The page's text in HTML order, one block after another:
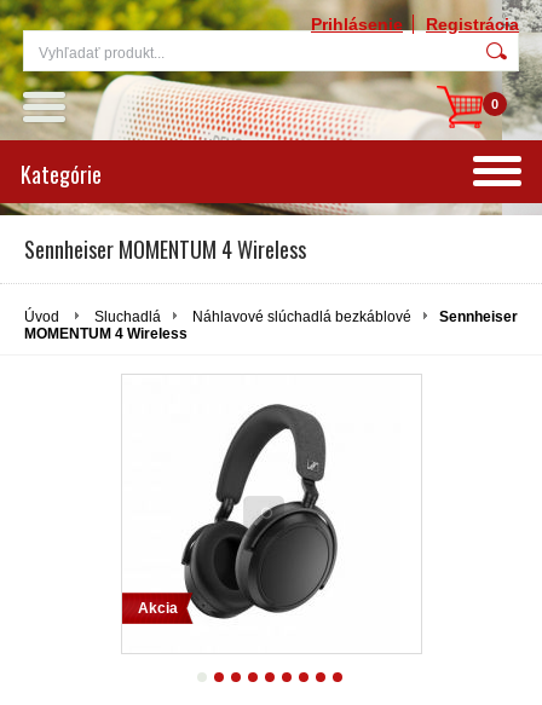
Prihlásenie Registrácia
0
Kategórie
Sennheiser MOMENTUM 4 Wireless
Úvod Sluchadlá Náhlavové slúchadlá bezkáblové
Sennheiser
MOMENTUM 4 Wireless
Akcia